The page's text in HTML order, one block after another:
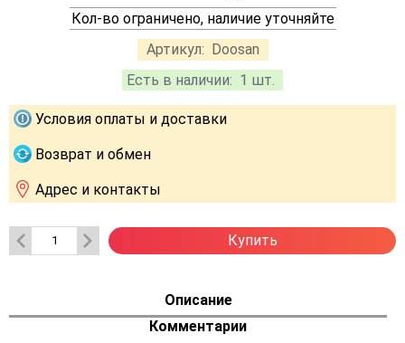
Артикул:
Doosan
Есть в наличии: 1 шт.
Кол-во ограничено, наличие уточняйте
Условия оплаты и доставки
Возврат и обмен
Адрес и контакты
Купить
Описание
Комментарии